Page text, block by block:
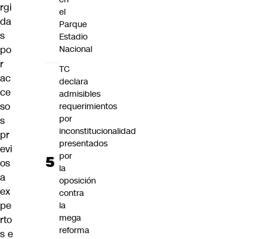
rgi
da
s
po
r
ac
ce
so
s
pr
evi
os
a
ex
pe
rto
s e
el
Parque
Estadio
Nacional
TC
declara
admisibles
requerimientos
por
inconstitucionalidad
presentados
por
la
oposición
contra
la
mega
reforma